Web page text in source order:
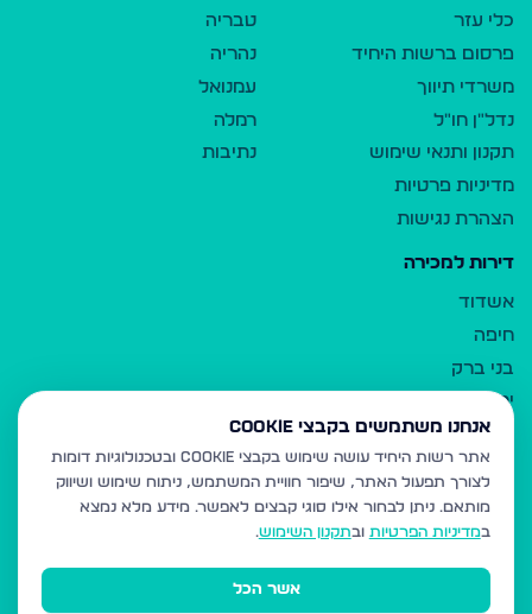
כלי עזר
פרסום ברשות היחיד
משרדי תיווך
נדל"ן חו"ל
תקנון ותנאי שימוש
מדיניות פרטיות
הצהרת נגישות
טבריה
נהריה
עמנואל
רמלה
נתיבות
דירות למכירה
אשדוד
חיפה
בני ברק
ירושלים
אלעד
גבעת זאב
בית שמש
רכסים
מודיעין עילית
אנחנו משתמשים בקבצי Cookie
אתר רשות היחיד עושה שימוש בקבצי Cookie ובטכנולוגיות דומות
לצורך תפעול האתר, שיפור חוויית המשתמש, ניתוח שימוש ושיווק
מותאם. ניתן לבחור אילו סוגי קבצים לאפשר. מידע מלא נמצא
במדיניות הפרטיות ובתקנון השימוש.
אשר הכל